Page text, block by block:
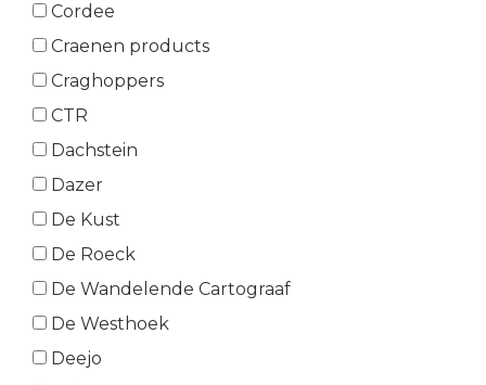
Cordee
Craenen products
Craghoppers
CTR
Dachstein
Dazer
De Kust
De Roeck
De Wandelende Cartograaf
De Westhoek
Deejo